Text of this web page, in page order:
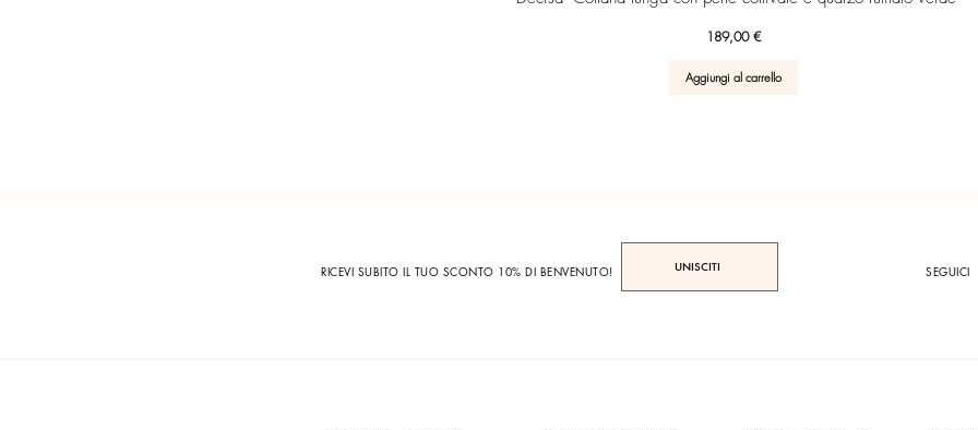
Prezzo
189,00 €
Aggiungi al carrello
RICEVI SUBITO IL TUO SCONTO 10% DI BENVENUTO! UNISCITI SEGUICI